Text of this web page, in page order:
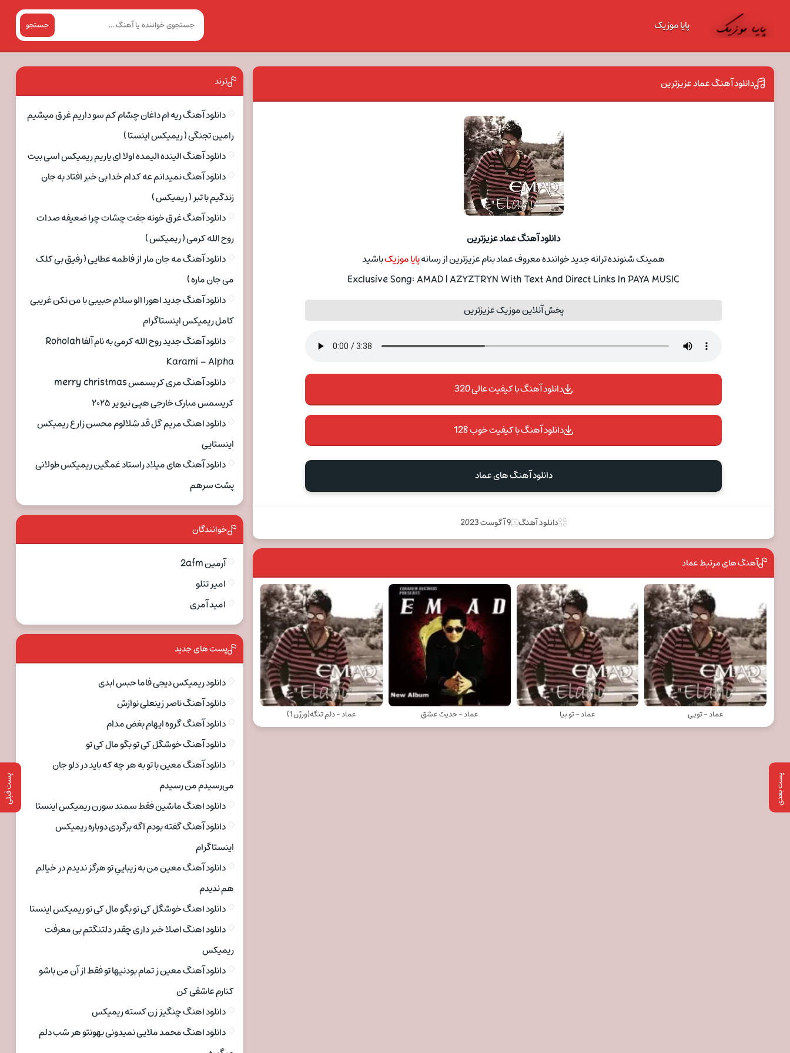
پایا موزیک جستجو
پست بعدی پست قبلی
دانلود آهنگ عماد عزیزترین
دانلود آهنگ عماد عزیزترین
همینک شنونده ترانه جدید خواننده معروف عماد بنام عزیزترین از رسانهپایا موزیکباشید
Exclusive Song: AMAD | AZYZTRYN With Text And Direct Links In PAYA MUSIC
پخش آنلاین موزیک عزیزترین
دانلود آهنگ با کیفیت عالی 320
دانلود آهنگ با کیفیت خوب 128
دانلود آهنگ های عماد
دانلود آهنگ 9 آگوست 2023
آهنگ های مرتبط عماد
عماد - تویی عماد - تو بیا عماد - حدیث عشق عماد - دلم تنگه(ورژن 1)
ترند
دانلود آهنگ ریه ام داغان چشام کم سو داریم غرق میشیم
رامین تجنگی ( ریمیکس اینستا )
دانلود آهنگ الینده الیمده اولا ای یاریم ریمیکس اسی بیت
دانلود آهنگ نمیدانم عه کدام خدا بی خبر افتاد به جان
زندگیم با تبر ( ریمیکس )
دانلود آهنگ غرق خونه جفت چشات چرا ضعیفه صدات
روح الله کرمی ( ریمیکس )
دانلود آهنگ مه جان مار از فاطمه عطایی ( رفیق بی کلک
می جان ماره )
دانلود آهنگ جدید اهورا الو سلام حبیبی با من نکن غریبی
کامل ریمیکس اینستاگرام
دانلود آهنگ جدید روح الله کرمی به نام آلفا Roholah
Karami – Alpha
دانلود آهنگ مری کریسمس merry christmas
کریسمس مبارک خارجی هپی نیو یر ۲۰۲۵
دانلود اهنگ مریم گل قد شلالوم محسن زارع ریمیکس
اینستایی
دانلود آهنگ های میلاد راستاد غمگین ریمیکس طولانی
پشت سرهم
خوانندگان
آرمین 2afm
امیر تتلو
امید آمری
پست های جدید
دانلود ریمیکس دیجی فاما حبس ابدی
دانلود آهنگ ناصر زینعلی نوازش
دانلود آهنگ گروه ایهام بغض مدام
دانلود آهنگ خوشگل کی تو بگو مال کی تو
دانلود آهنگ معین با تو به هر چه که باید در دلو جان
می‌رسیدم من رسیدم
دانلود اهنگ ماشین فقط سمند سورن ریمیکس اینستا
دانلود آهنگ گفته بودم اگه برگردی دوباره ریمیکس
اینستاگرام
دانلود آهنگ معین من به زیباییِ تو هرگز ندیدم در خیالم
هم ندیدم
دانلود اهنگ خوشگل کی تو بگو مال کی تو ریمیکس اینستا
دانلود اهنگ اصلا خبر داری چقدر دلتنگتم بی معرفت
ریمیکس
دانلود آهنگ معین ز تمام بودنیها تو فقط از آن من باشو
کنارم عاشقی کن
دانلود اهنگ چنگیز زن کسته ریمیکس
دانلود اهنگ محمد ملایی نمیدونی بهونتو هر شب دلم